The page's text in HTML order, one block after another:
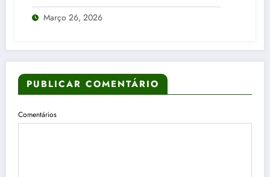
Março 26, 2026
PUBLICAR COMENTÁRIO
Comentários